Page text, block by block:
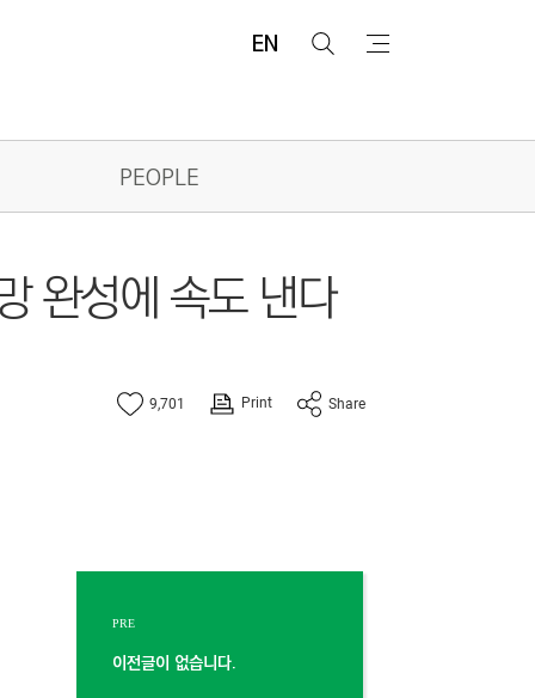
EN
검
PEOPLE
완성에 속도 낸다
9,701 Print Share
PRE
이전글이 없습니다.